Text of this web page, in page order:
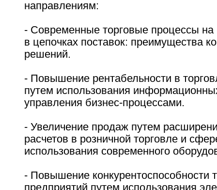
направлениям:
- Современные торговые процессы
в цепочках поставок: преимущества
решений.
- Повышение рентабельности в
путем использования
управления бизнес-процессами.
- Увеличение продаж путем
расчетов в розничной торговле и
использования современного
- Повышение конкурентоспособности
предприятий путем использования